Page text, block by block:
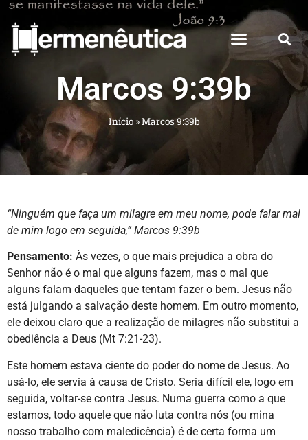
Marcos 9:39b
Início»Marcos 9:39b
“Ninguém que faça um milagre em meu nome, pode falar mal
de mim logo em seguida,”Marcos 9:39b
Pensamento: Às vezes, o que mais prejudica a obra do
Senhor não é o mal que alguns fazem, mas o mal que
alguns falam daqueles que tentam fazer o bem. Jesus não
está julgando a salvação deste homem. Em outro momento,
ele deixou claro que a realização de milagres não substitui a
obediência a Deus (Mt 7:21-23).
Este homem estava ciente do poder do nome de Jesus. Ao
usá-lo, ele servia à causa de Cristo. Seria difícil ele, logo em
seguida, voltar-se contra Jesus. Numa guerra como a que
estamos, todo aquele que não luta contra nós (ou mina
nosso trabalho com maledicência) é de certa forma um